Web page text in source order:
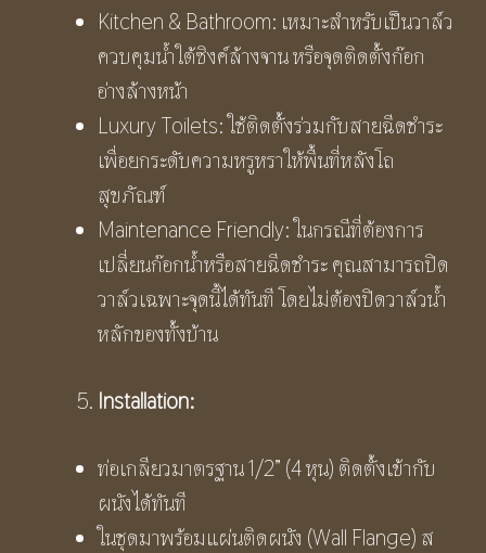
Kitchen & Bathroom: เหมาะสำหรับเป็นวาล์ว
ควบคุมน้ำใต้ซิงค์ล้างจาน หรือจุดติดตั้งก๊อก
อ่างล้างหน้า
Luxury Toilets: ใช้ติดตั้งร่วมกับสายฉีดชำระ
เพื่อยกระดับความหรูหราให้พื้นที่หลังโถ
สุขภัณฑ์
Maintenance Friendly: ในกรณีที่ต้องการ
เปลี่ยนก๊อกน้ำหรือสายฉีดชำระ คุณสามารถปิด
วาล์วเฉพาะจุดนี้ได้ทันที โดยไม่ต้องปิดวาล์วน้ำ
หลักของทั้งบ้าน
Installation:
ท่อเกลียวมาตรฐาน 1/2” (4 หุน) ติดตั้งเข้ากับ
ผนังได้ทันที
ในชุดมาพร้อมแผ่นติดผนัง (Wall Flange) ส